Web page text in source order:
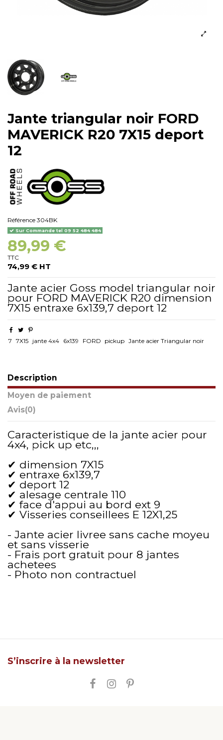
Jante triangular noir FORD
MAVERICK R20 7X15 deport
12
Référence 304BK
Sur Commande tel 09 52 484 484
89,99 €
TTC
74,99 € HT
Jante acier Goss model triangular noir
pour FORD MAVERICK R20 dimension
7X15 entraxe 6x139,7 deport 12
7 7X15 jante 4x4 6x139 FORD pickup Jante acier Triangular noir
Description
Moyen de paiement
Avis(0)
Caracteristique de la jante acier pour
4x4, pick up etc,,,
✔ dimension 7X15
✔ entraxe 6x139,7
✔ deport 12
✔ alesage centrale 110
✔ face d'appui au bord ext 9
✔ Visseries conseillees E 12X1,25
- Jante acier livree sans cache moyeu
et sans visserie
- Frais port gratuit pour 8 jantes
achetees
- Photo non contractuel
S’inscrire à la newsletter